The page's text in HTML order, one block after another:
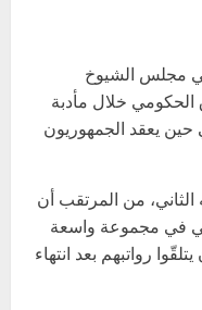
مجلس الشيوخ
الحكومي خلال مأدبة
يعقد الجمهوريون
من المرتقب أن
حكومي في مجموعة واسعة
رواتبهم بعد انتهاء